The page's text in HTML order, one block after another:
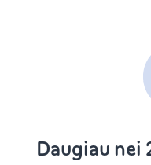
Daugiau nei